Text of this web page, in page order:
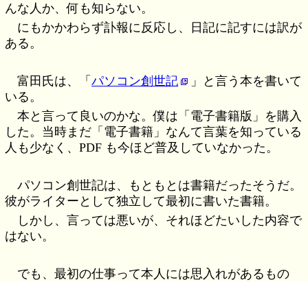
んな人か、何も知らない。
にもかかわらず訃報に反応し、日記に記すには訳が
ある。
富田氏は、「パソコン創世記
」と言う本を書いて
いる。
本と言って良いのかな。僕は「電子書籍版」を購入
した。当時まだ「電子書籍」なんて言葉を知っている
人も少なく、PDF も今ほど普及していなかった。
パソコン創世記は、もともとは書籍だったそうだ。
彼がライターとして独立して最初に書いた書籍。
しかし、言っては悪いが、それほどたいした内容で
はない。
でも、最初の仕事って本人には思入れがあるもの